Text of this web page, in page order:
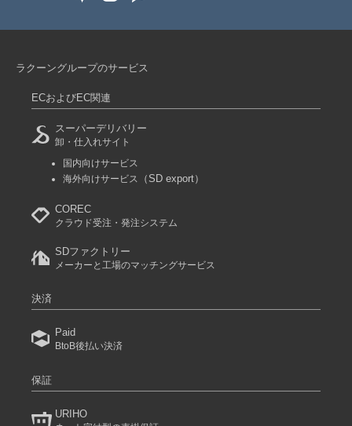
ラクーングループのサービス
ECおよびEC関連
スーパーデリバリー
卸・仕入れサイト
国内向けサービス
海外向けサービス
（SD export）
COREC
クラウド受注・発注システム
SDファクトリー
メーカーと工場のマッチングサービス
決済
Paid
BtoB後払い決済
保証
URIHO